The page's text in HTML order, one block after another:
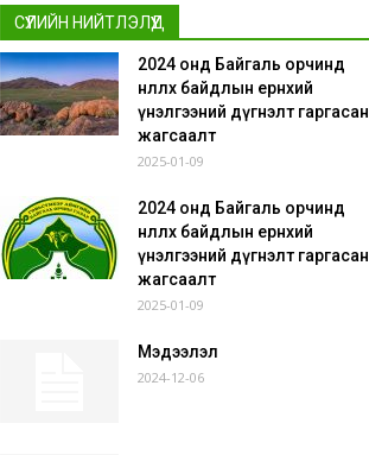
СҮҮЛИЙН НИЙТЛЭЛҮҮД
2024 онд Байгаль орчинд
нөлөөлөх байдлын ерөнхий
үнэлгээний дүгнэлт гаргасан
жагсаалт
2025-01-09
2024 онд Байгаль орчинд
нөлөөлөх байдлын ерөнхий
үнэлгээний дүгнэлт гаргасан
жагсаалт
2025-01-09
Мэдээлэл
2024-12-06